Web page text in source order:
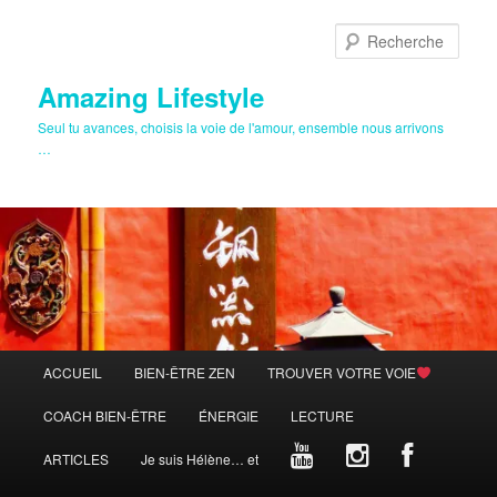
Amazing Lifestyle
Seul tu avances, choisis la voie de l'amour, ensemble nous arrivons
…
principal
ACCUEIL BIEN-ÊTRE ZEN TROUVER VOTRE VOIE
COACH BIEN-ÊTRE ÉNERGIE LECTURE
ARTICLES Je suis Hélène… et